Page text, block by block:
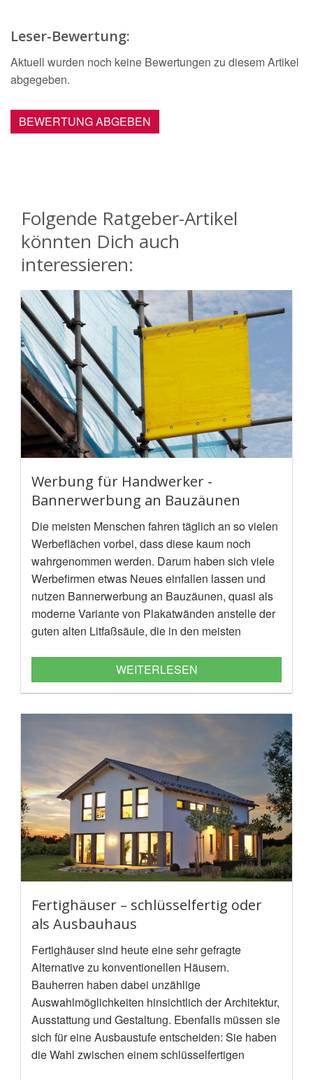
Leser-Bewertung:
Aktuell wurden noch keine Bewertungen zu diesem Artikel
abgegeben.
BEWERTUNG ABGEBEN
Folgende Ratgeber-Artikel
könnten Dich auch
interessieren:
Werbung für Handwerker -
Bannerwerbung an Bauzäunen
Die meisten Menschen fahren täglich an so vielen
Werbeflächen vorbei, dass diese kaum noch
wahrgenommen werden. Darum haben sich viele
Werbefirmen etwas Neues einfallen lassen und
nutzen Bannerwerbung an Bauzäunen, quasi als
moderne Variante von Plakatwänden anstelle der
guten alten Litfaßsäule, die in den meisten
Bauzaunwerbung ist jedoch nicht nur allgemein
eine ideale Werbefläche, sondern vor allem für die
WEITERLESEN
Fertighäuser – schlüsselfertig oder
als Ausbauhaus
Fertighäuser sind heute eine sehr gefragte
Alternative zu konventionellen Häusern.
Bauherren haben dabei unzählige
Auswahlmöglichkeiten hinsichtlich der Architektur,
Ausstattung und Gestaltung. Ebenfalls müssen sie
sich für eine Ausbaustufe entscheiden: Sie haben
die Wahl zwischen einem schlüsselfertigen